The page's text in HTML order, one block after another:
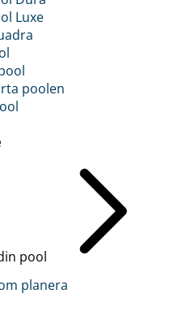
Luxe
poolen
pool
planera